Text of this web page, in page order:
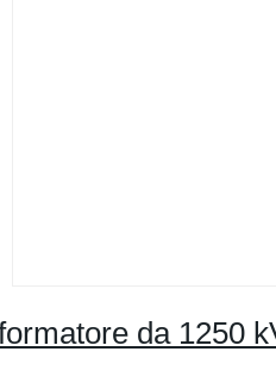
da 1250